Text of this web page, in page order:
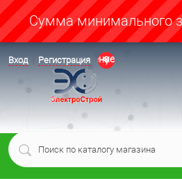
Cумма минимального
Вход Регистрация
Определение